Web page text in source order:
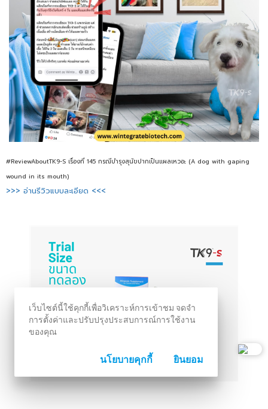
#ReviewAboutTK9-S เรื่องที่ 145 กรณีบำรุงสุนัขปากเป็นแผลเหวอะ (A dog with gaping
wound in its mouth)
>>> อ่านรีวิวแบบละเอียด <<<
เว็บไซต์นี้ใช้คุกกี้เพื่อวิเคราะห์การเข้าชม จดจำ
การตั้งค่าและปรับปรุงประสบการณ์การใช้งาน
ของคุณ
นโยบายคุกกี้ ยินยอม